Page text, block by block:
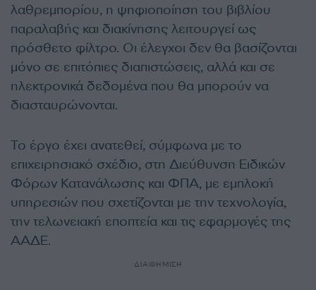
λαθρεμπορίου, η ψηφιοποίηση του βιβλίου
παραλαβής και διακίνησης λειτουργεί ως
πρόσθετο φίλτρο. Οι έλεγχοι δεν θα βασίζονται
μόνο σε επιτόπιες διαπιστώσεις, αλλά και σε
ηλεκτρονικά δεδομένα που θα μπορούν να
διασταυρώνονται.
Το έργο έχει ανατεθεί, σύμφωνα με το
επιχειρησιακό σχέδιο, στη Διεύθυνση Ειδικών
Φόρων Κατανάλωσης και ΦΠΑ, με εμπλοκή
υπηρεσιών που σχετίζονται με την τεχνολογία,
την τελωνειακή εποπτεία και τις εφαρμογές της
ΑΑΔΕ.
ΔΙΑΦΗΜΙΣΗ